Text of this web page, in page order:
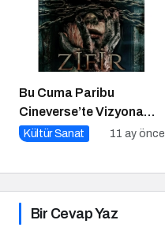
Bu Cuma Paribu
Cineverse’te Vizyona
Girecek Filmler
Kültür Sanat 11 ay önce
Bir Cevap Yaz